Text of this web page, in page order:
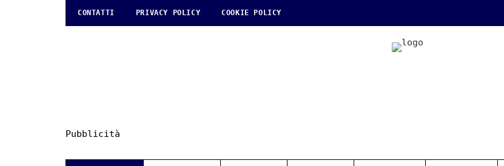
CONTATTI PRIVACY POLICY COOKIE POLICY
Pubblicità